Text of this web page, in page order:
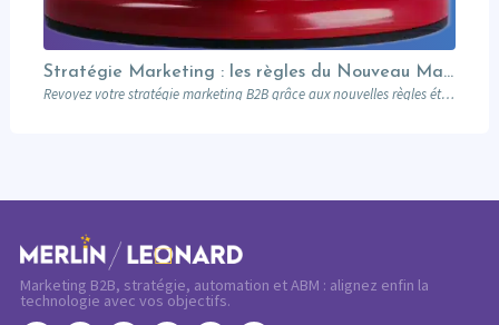
Stratégie Marketing : les règles du Nouveau Manuel B2B selon Jon Miller
Revoyez votre stratégie marketing B2B grâce aux nouvelles règles établies par Jon Miller. Apprenez des erreurs du passé pour réussir dans un marché en constante évolution.
Marketing B2B, stratégie, automation et ABM : alignez enfin la
technologie avec vos objectifs.